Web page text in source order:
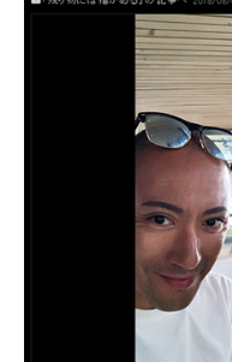
AI活用のいまが分かる
企業ITのトレンドを詳説
経営リーダーのコミュニ
マーケ×ITの今がよく分か
ITエンジニア向け専門サ
企業向けIT製品の総合サ
IT製品の技術・比較・事例